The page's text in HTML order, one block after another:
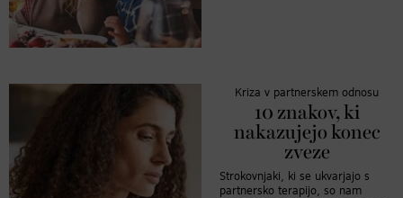
Kriza v partnerskem odnosu
10 znakov, ki
nakazujejo konec
zveze
Strokovnjaki, ki se ukvarjajo s
partnersko terapijo, so nam